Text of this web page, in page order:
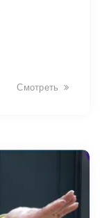
Смотреть